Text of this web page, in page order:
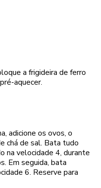
a frigideira de ferro
aquecer.
adicione os ovos, o
chá de sal. Bata tudo
na velocidade 4, durante
Em seguida, bata
6. Reserve para